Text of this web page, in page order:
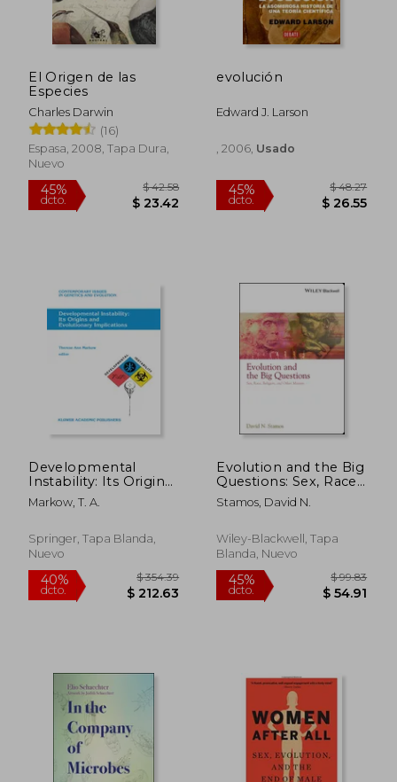
45%
dcto.
45%
dcto.
El Origen de las
Especies
Charles Darwin
(16)
Espasa, 2008, Tapa Dura,
Nuevo
evolución
Edward J. Larson
, 2006, Usado
Developmental
Instability: Its Origins
and Evolutionary
Implications:
International
Conference on
Instability: Its Or (en
Inglés)
Markow, T. A.
Springer, Tapa Blanda,
Nuevo
Evolution and the Big
Questions: Sex, Race,
Religion, and Other
Matters (en Inglés)
Stamos, David N.
Wiley-Blackwell, Tapa
Blanda, Nuevo